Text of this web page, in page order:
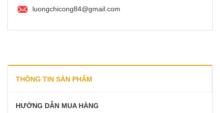
luongchicong84@gmail.com
THÔNG TIN SẢN PHẨM
HƯỚNG DẪN MUA HÀNG